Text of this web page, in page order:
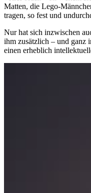
Matten, die Lego-
tragen, so fest und
Nur hat sich inzwischen
ihm zusätzlich – und ganz
einen erheblich